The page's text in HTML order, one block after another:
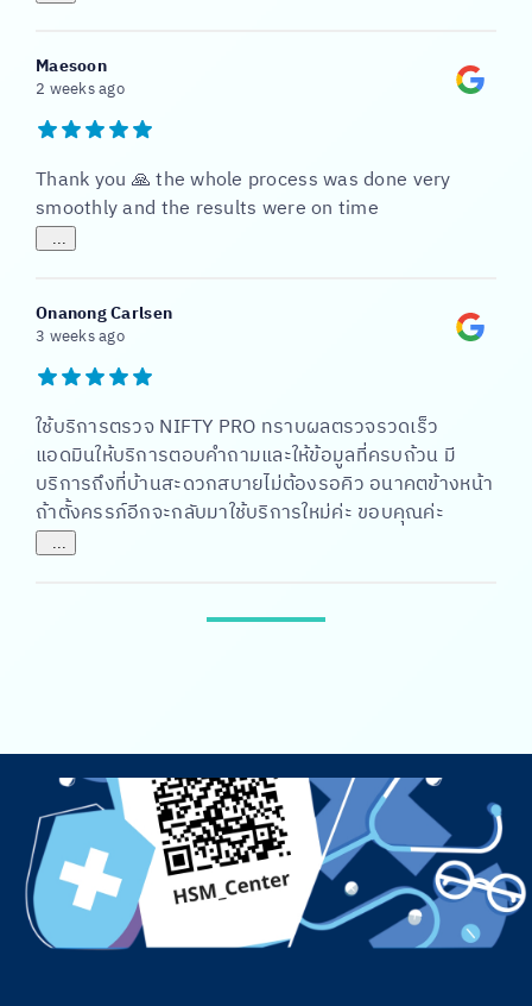
Maesoon
2 weeks ago
Thank you 🙏 the whole process was done very
smoothly and the results were on time
...
Onanong Carlsen
3 weeks ago
ใช้บริการตรวจ NIFTY PRO ทราบผลตรวจรวดเร็ว
แอดมินให้บริการตอบคำถามและให้ข้อมูลที่ครบถ้วน มี
บริการถึงที่บ้านสะดวกสบายไม่ต้องรอคิว อนาคตข้างหน้า
ถ้าตั้งครรภ์อีกจะกลับมาใช้บริการใหม่ค่ะ ขอบคุณค่ะ
...